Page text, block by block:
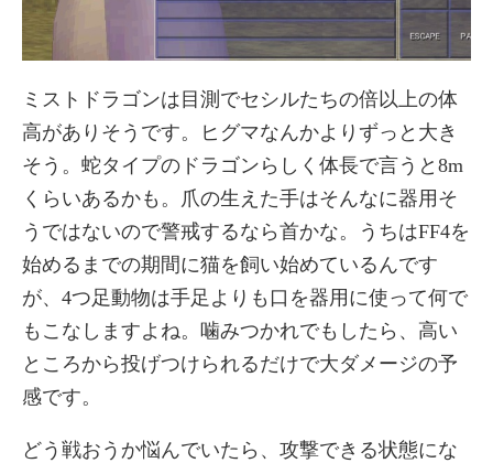
ミストドラゴンは目測でセシルたちの倍以上の体
高がありそうです。ヒグマなんかよりずっと大き
そう。蛇タイプのドラゴンらしく体長で言うと8m
くらいあるかも。爪の生えた手はそんなに器用そ
うではないので警戒するなら首かな。うちはFF4を
始めるまでの期間に猫を飼い始めているんです
が、4つ足動物は手足よりも口を器用に使って何で
もこなしますよね。噛みつかれでもしたら、高い
ところから投げつけられるだけで大ダメージの予
感です。
どう戦おうか悩んでいたら、攻撃できる状態にな